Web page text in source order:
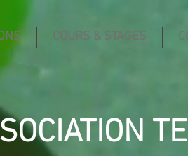
COURS & STAGES